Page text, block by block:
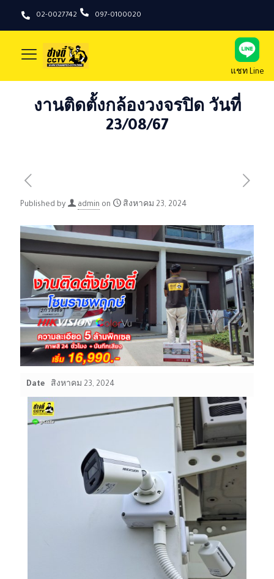
02-0027742 097-0100020
แชท Line
งานติดตั้งกล้องวงจรปิด วันที่
23/08/67
Published by admin on สิงหาคม 23, 2024
Date สิงหาคม 23, 2024